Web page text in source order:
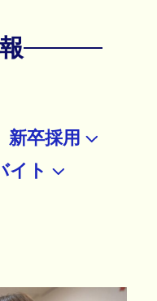
新卒採用
イト